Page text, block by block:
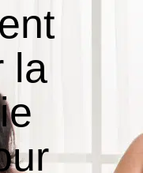
la